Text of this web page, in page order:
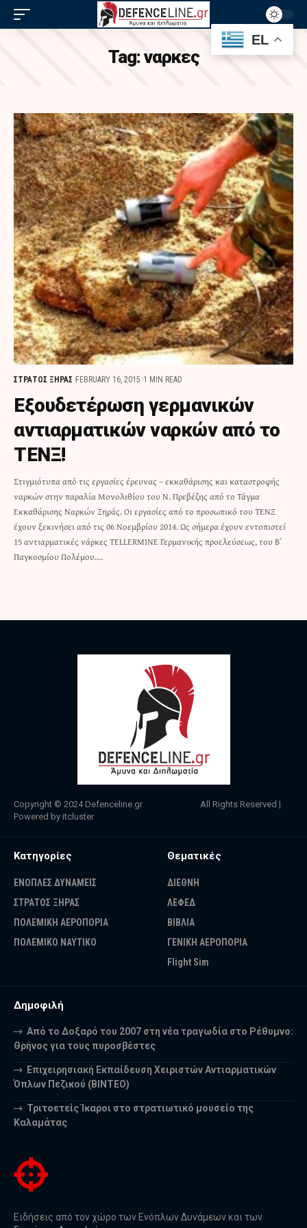
Tag:ναρκες
ΣΤΡΑΤΟΣ ΞΗΡΑΣ FEBRUARY 16, 2015 1 MIN READ
Εξουδετέρωση γερμανικών
αντιαρματικών ναρκών από το
ΤΕΝΞ!
Στιγμιότυπα από τις εργασίες έρευνας – εκκαθάρισης και καταστροφής
ναρκών στην παραλία Μονολιθίου του Ν. Πρεβέζης από το Τάγμα
Εκκαθάρισης Ναρκών Ξηράς. Οι εργασίες από το προσωπικό του ΤΕΝΞ
έχουν ξεκινήσει από τις 06 Νοεμβρίου 2014. Ως σήμερα έχουν εντοπιστεί
15 αντιαρματικές νάρκες TELLERMINE Γερμανικής προελεύσεως, του Β΄
Παγκοσμίου Πολέμου.…
Copyright © 2024 Defenceline.gr All Rights Reserved |
Powered by itcluster
Κατηγορίες
ΕΝΟΠΛΕΣ ΔΥΝΑΜΕΙΣ
ΣΤΡΑΤΟΣ ΞΗΡΑΣ
ΠΟΛΕΜΙΚΗ ΑΕΡΟΠΟΡΙΑ
ΠΟΛΕΜΙΚΟ ΝΑΥΤΙΚΟ
Θεματικές
ΔΙΕΘΝΗ
ΛΕΦΕΔ
ΒΙΒΛΙΑ
ΓΕΝΙΚΗ ΑΕΡΟΠΟΡΙΑ
Flight Sim
Δημοφιλή
Από το Δοξαρό του 2007 στη νέα τραγωδία στο Ρέθυμνο:
Θρήνος για τους πυροσβέστες
Επιχειρησιακή Εκπαίδευση Χειριστών Αντιαρματικών
Όπλων Πεζικού (ΒΙΝΤΕΟ)
Τριτοετείς Ίκαροι στο στρατιωτικό μουσείο της
Καλαμάτας
Ειδήσεις από τον χώρο των Ενόπλων Δυνάμεων και των
EL